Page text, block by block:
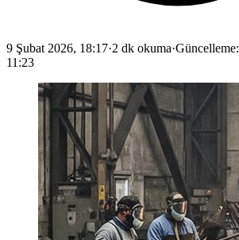
9 Şubat 2026, 18:17·2 dk okuma·Güncelleme:
11:23